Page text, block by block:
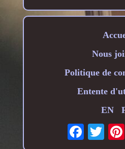
Nous
Politique de
Entente
EN